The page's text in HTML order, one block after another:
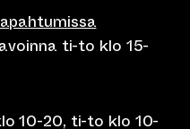
ti-to klo 15-
10-20, ti-to klo 10-